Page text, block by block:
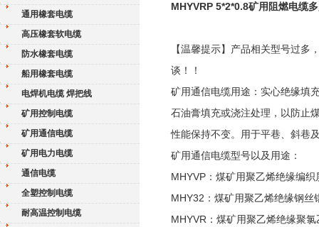
通用橡套电缆
高压橡套软电缆
防水橡套电缆
船用橡套电缆
电焊机电缆 焊把线
矿用控制电缆
矿用通信电缆
矿用电力电缆
通信电缆
全塑控制电缆
耐高温控制电缆
MHYVRP 5*2*0.8矿用阻燃电缆
【温馨提示】产品相关型号过
谈！！
矿用通信电缆用途：实心绝缘填
石油膏填充或浇注处理，以防止
性能保持不变。用于平巷、斜巷
矿用通信电缆型号以及用途：
MHYVP：煤矿用聚乙烯绝缘编
MHY32：煤矿用聚乙烯绝缘钢
MHYVR：煤矿用聚乙烯绝缘聚